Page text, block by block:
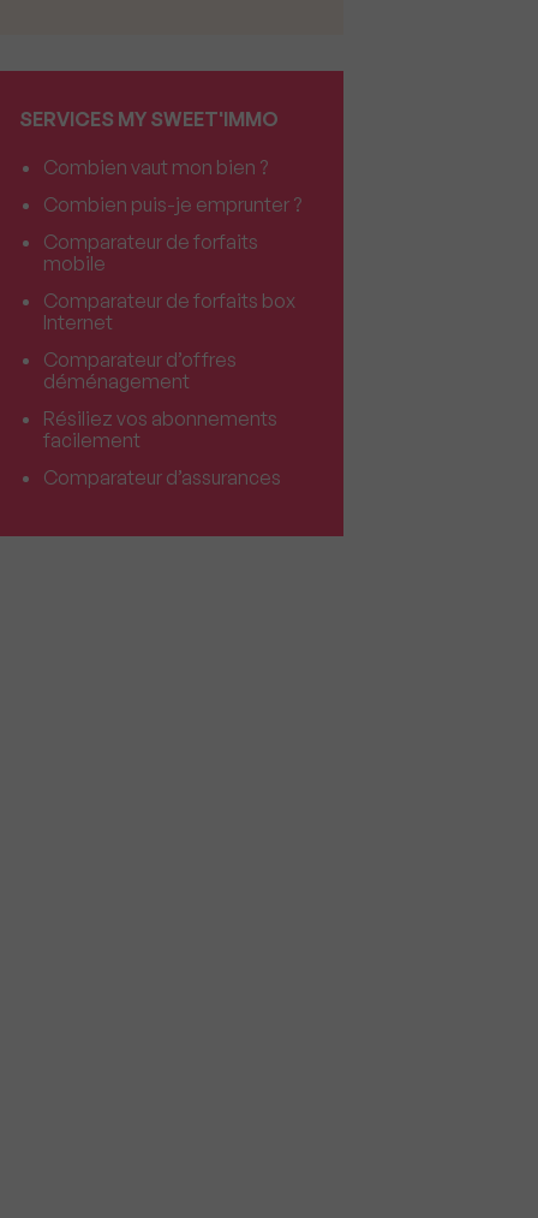
SERVICES MY SWEET'IMMO
Combien vaut mon bien ?
Combien puis-je emprunter ?
Comparateur de forfaits
mobile
Comparateur de forfaits box
Internet
Comparateur d’offres
déménagement
Résiliez vos abonnements
facilement
Comparateur d’assurances